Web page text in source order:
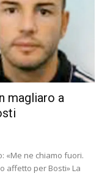
magliaro a
«Me ne chiamo fuori.
affetto per Bosti» La